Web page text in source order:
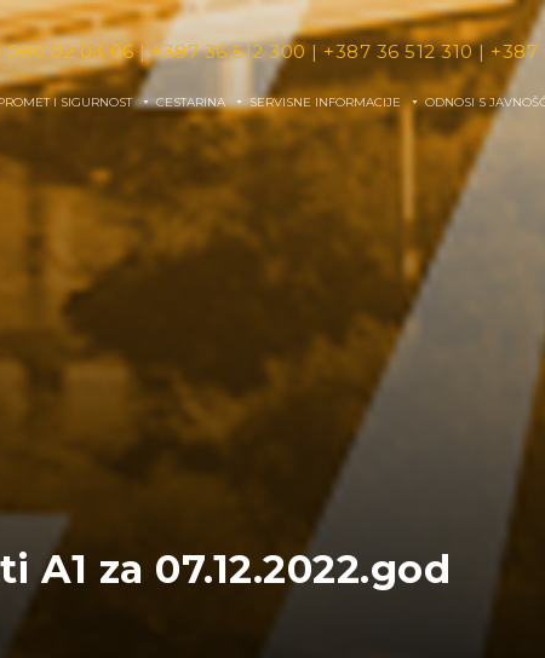
080 02 03 06|+387 36 512 300 | +387 36 512 310| +387
I SIGURNOST CESTARINA SERVISNE INFORMACIJE ODNOSI S
za 07.12.2022.god